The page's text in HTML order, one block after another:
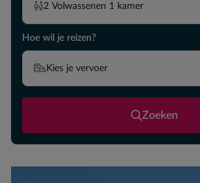
2 Volwassenen 1 kamer
Hoe wil je reizen?
Kies je vervoer
Zoeken